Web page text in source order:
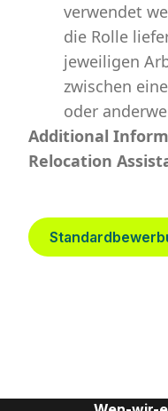
verwendet
die Rolle
jeweiligen
zwischen
oder
Additional
Relocation